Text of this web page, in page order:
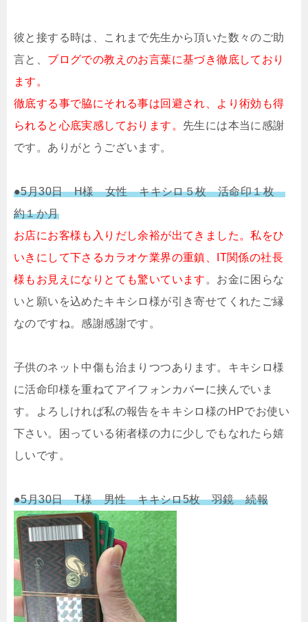
彼と接する時は、これまで先生から頂いた数々のご助
言と、 ブログでの教えのお言葉に基づき徹底しており
ます。
徹底する事で脇にそれる事は回避され、より術効も得
られると心底実感しております。 先生には本当に感謝
です。ありがとうございます。
●5月30日 H様 女性 キキシロ５枚 活命印１枚
約１か月
お店にお客様も入りだし余裕が出てきました。私をひ
いきにして下さるカラオケ業界の重鎮、IT関係の社長
様もお見えになりとても驚いています 。お金に困らな
いと願いを込めたキキシロ様が引き寄せてくれたご縁
なのですね。感謝感謝です。
子供のネット中傷も治まりつつあります。キキシロ様
に活命印様を重ねてアイフォンカバーに挟んでいま
す。よろしければ私の報告をキキシロ様のHPでお使い
下さい。困っている術者様の力に少しでもなれたら嬉
しいです。
●5月30日 T様 男性 キキシロ5枚 羽鏡 続報